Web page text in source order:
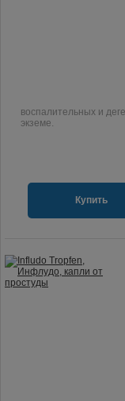
воспалительных и
экземе.
Купить